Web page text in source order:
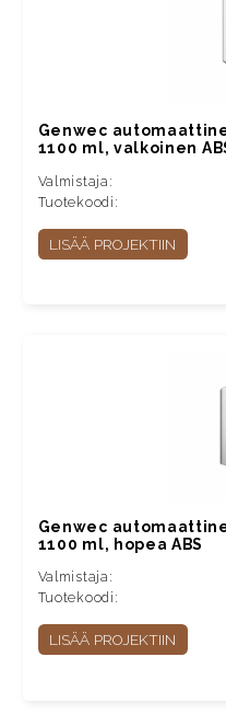
Genwec
1100 ml, valkoinen
Valmistaja:
Tuotekoodi:
LISÄÄ PROJEKTIIN
Genwec
1100 ml, hopea ABS
Valmistaja:
Tuotekoodi:
LISÄÄ PROJEKTIIN